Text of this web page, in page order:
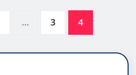
… 3 4